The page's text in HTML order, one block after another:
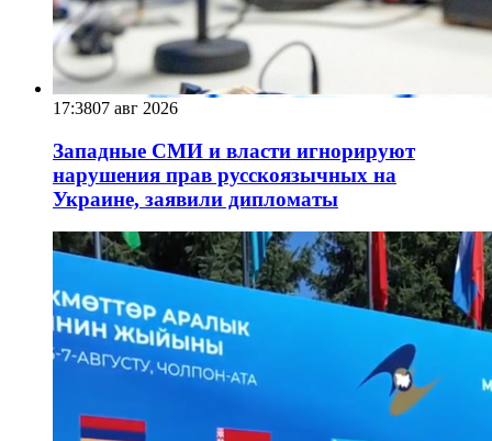
17:3807 авг 2026
Западные СМИ и власти игнорируют
нарушения прав русскоязычных на
Украине, заявили дипломаты